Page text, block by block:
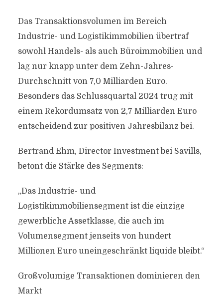
Das Transaktionsvolumen im Bereich
Industrie- und Logistikimmobilien übertraf
sowohl Handels- als auch Büroimmobilien und
lag nur knapp unter dem Zehn-Jahres-
Durchschnitt von 7,0 Milliarden Euro.
Besonders das Schlussquartal 2024 trug mit
einem Rekordumsatz von 2,7 Milliarden Euro
entscheidend zur positiven Jahresbilanz bei.
Bertrand Ehm, Director Investment bei Savills,
betont die Stärke des Segments:
„Das Industrie- und
Logistikimmobiliensegment ist die einzige
gewerbliche Assetklasse, die auch im
Volumensegment jenseits von hundert
Millionen Euro uneingeschränkt liquide bleibt.“
Großvolumige Transaktionen dominieren den
Markt